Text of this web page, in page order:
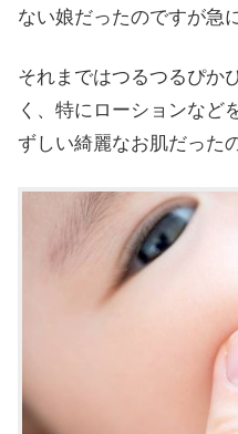
ない娘だったのですが急
それまではつるつるぴか
く、特にローションなど
ずしい綺麗なお肌だった